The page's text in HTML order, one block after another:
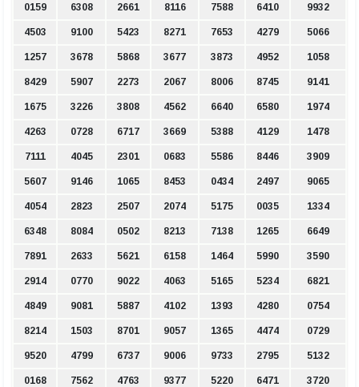
0159 6308 2661 8116 7588 6410 9932
4503 9100 5423 8271 7653 4279 5066
1257 3678 5868 3677 3873 4952 1058
8429 5907 2273 2067 8006 8745 9141
1675 3226 3808 4562 6640 6580 1974
4263 0728 6717 3669 5388 4129 1478
7111 4045 2301 0683 5586 8446 3909
5607 9146 1065 8453 0434 2497 9065
4054 2823 2507 2074 5175 0035 1334
6348 8084 0502 8213 7138 1265 6649
7891 2633 5621 6158 1464 5990 3590
2914 0770 9022 4063 5165 5234 6821
4849 9081 5887 4102 1393 4280 0754
8214 1503 8701 9057 1365 4474 0729
9520 4799 6737 9006 9733 2795 5132
0168 7562 4763 9377 5220 6471 3720